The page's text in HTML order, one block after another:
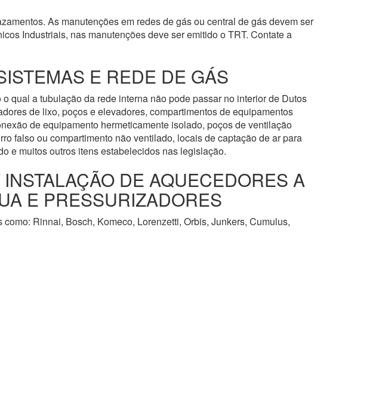
As manutenções em redes de gás ou central de gás devem ser
Industriais, nas manutenções deve ser emitido o TRT. Contate a
E REDE DE GÁS
qual a tubulação da rede interna não pode passar no interior de Dutos
de lixo, poços e elevadores, compartimentos de equipamentos
de equipamento hermeticamente isolado, poços de ventilação
falso ou compartimento não ventilado, locais de captação de ar para
e muitos outros itens estabelecidos nas legislação.
DE AQUECEDORES A
E PRESSURIZADORES
como: Rinnai, Bosch, Komeco, Lorenzetti, Orbis, Junkers, Cumulus,